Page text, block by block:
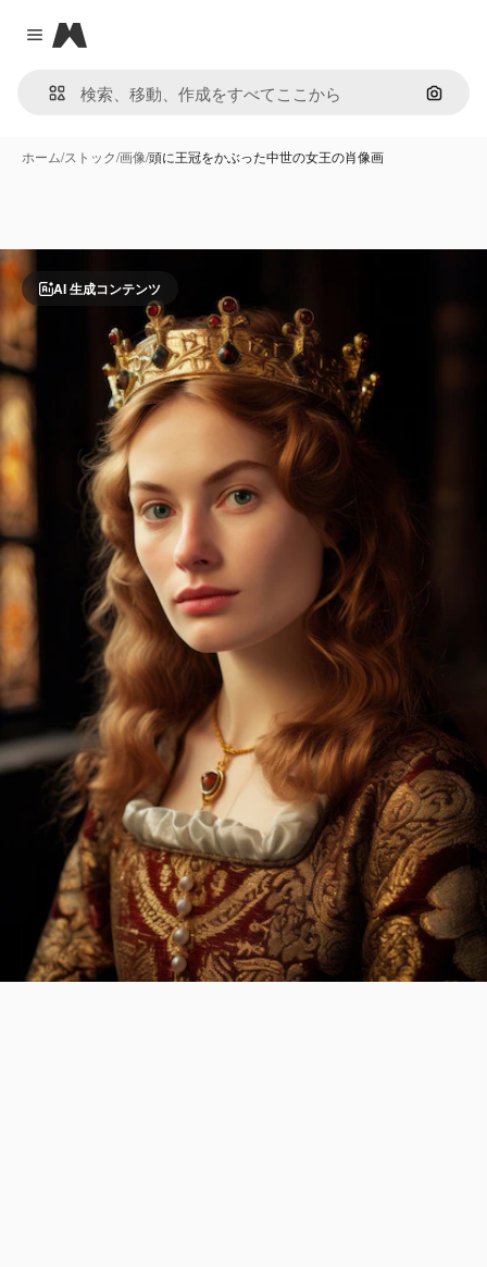
Close menu
Magnific
画像で
ホーム/ストック/画像/頭に王冠をかぶった中世の女王の肖像画
AI 生成コンテンツ